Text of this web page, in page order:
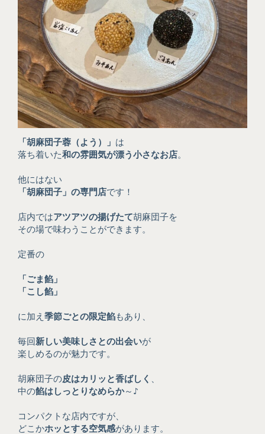
「胡麻団子蓉（よう）」 は
落ち着いた和の雰囲気が漂う小さなお店。
他にはない
「胡麻団子」の専門店です！
店内ではアツアツの揚げたて胡麻団子を
その場で味わうことができます。
定番の
「ごま餡」
「こし餡」
に加え季節ごとの限定餡もあり、
毎回新しい美味しさとの出会いが
楽しめるのが魅力です。
胡麻団子の皮はカリッと香ばしく 、
中の餡はしっとりなめらか～♪
コンパクトな店内ですが、
どこかホッとする空気感があります。